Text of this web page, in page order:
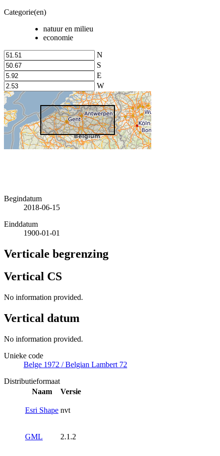
Categorie(en)
natuur en milieu
economie
N
S
E
W
Begindatum
2018-06-15
Einddatum
1900-01-01
Verticale begrenzing
Vertical CS
No information provided.
Vertical datum
No information provided.
Unieke code
Belge 1972 / Belgian Lambert 72
Distributieformaat
Naam
Versie
Esri Shape nvt
GML 2.1.2